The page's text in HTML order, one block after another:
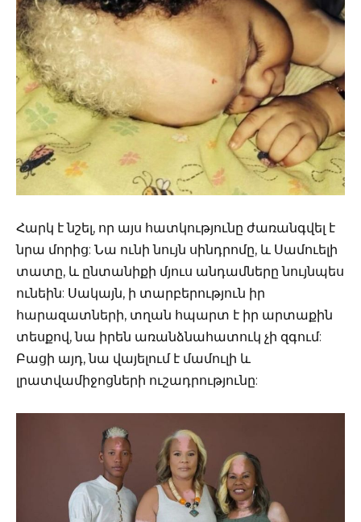
Հարկ է նշել, որ այս հատկությունը ժառանգվել է
նրա մորից: Նա ունի նույն սինդրոմը, և Սամուելի
տատը, և ընտանիքի մյուս անդամները նույնպես
ունեին: Սակայն, ի տարբերություն իր
հարազատների, տղան հպարտ է իր արտաքին
տեսքով, նա իրեն առանձնահատուկ չի զգում:
Բացի այդ, նա վայելում է մամուլի և
լրատվամիջոցների ուշադրությունը: